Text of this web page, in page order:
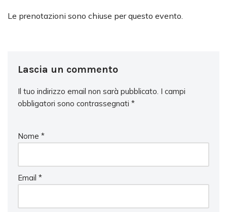
Le prenotazioni sono chiuse per questo evento.
Lascia un commento
Il tuo indirizzo email non sarà pubblicato. I campi
obbligatori sono contrassegnati *
Nome *
Email *